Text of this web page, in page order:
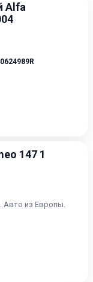
Alfa
147 1
Авто из Европы.